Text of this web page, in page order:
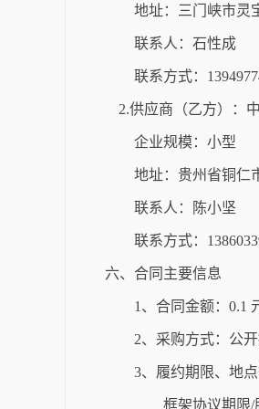
地址：三门峡市灵
联系人：石性成
联系方式：
2.供应商（乙方）：
企业规模：小型
地址：贵州省铜仁
联系人：陈小坚
联系方式：
六、合同主要信息
1、合同金额：0.1
2、采购方式：公
3、履约期限、地点
框架协议期限/